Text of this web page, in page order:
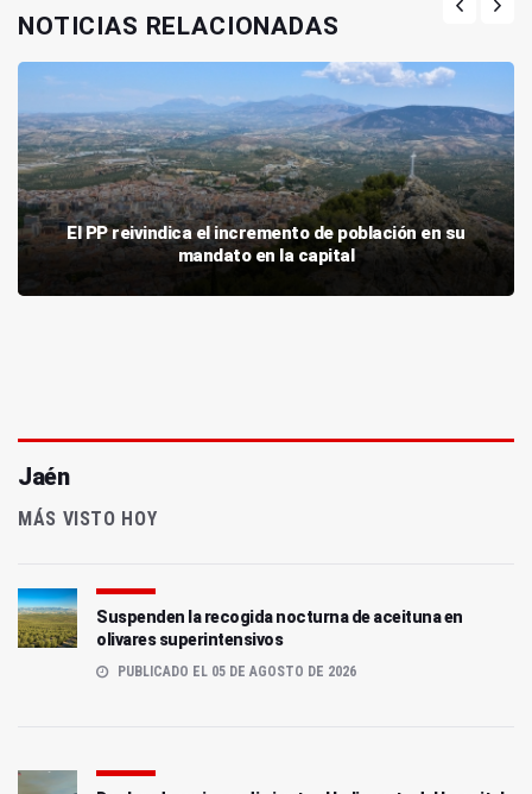
NOTICIAS RELACIONADAS
El PP reivindica el incremento de población en su
mandato en la capital
Jaén
MÁS VISTO HOY
Suspenden la recogida nocturna de aceituna en
olivares superintensivos
PUBLICADO EL 05 DE AGOSTO DE 2026